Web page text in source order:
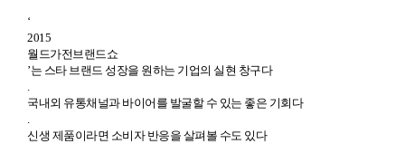
‘
2015
월드가전브랜드쇼
’는 스타 브랜드 성장을 원하는 기업의 실현 창구다
.
국내외 유통채널과 바이어를 발굴할 수 있는 좋은 기회다
.
신생 제품이라면 소비자 반응을 살펴볼 수도 있다